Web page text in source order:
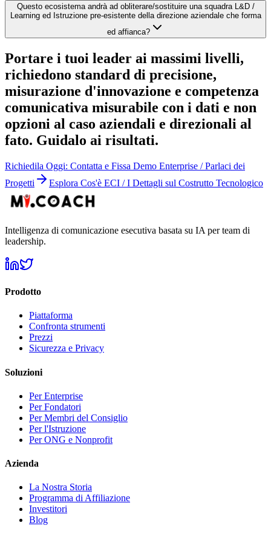
Questo ecosistema andrà ad obliterare/sostituire una squadra L&D /
Learning ed Istruzione pre-esistente della direzione aziendale che forma
ed affianca?
Portare i tuoi leader ai massimi livelli,
richiedono standard di precisione,
misurazione d'innovazione e competenza
comunicativa misurabile con i dati e non
opzioni al caso aziendali e direzionali al
fato. Guidalo ai risultati.
Richiedila Oggi: Contatta e Fissa Demo Enterprise / Parlaci dei
Progetti
Esplora Cos'è ECI / I Dettagli sul Costrutto Tecnologico
Intelligenza di comunicazione esecutiva basata su IA per team di
leadership.
Prodotto
Piattaforma
Confronta strumenti
Prezzi
Sicurezza e Privacy
Soluzioni
Per Enterprise
Per Fondatori
Per Membri del Consiglio
Per l'Istruzione
Per ONG e Nonprofit
Azienda
La Nostra Storia
Programma di Affiliazione
Investitori
Blog